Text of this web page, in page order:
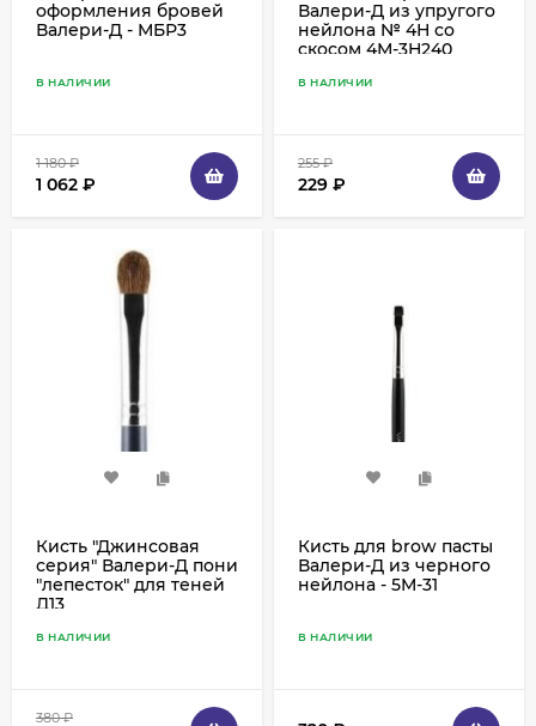
оформления бровей
Валери-Д - МБР3
В НАЛИЧИИ
1 180₽
1 062 ₽
Валери-Д из упругого
нейлона № 4Н со
скосом 4М-3Н240
В НАЛИЧИИ
255₽
229 ₽
Кисть "Джинсовая
серия" Валери-Д пони
"лепесток" для теней
Д13
В НАЛИЧИИ
380₽
Кисть для brow пасты
Валери-Д из черного
нейлона - 5М-31
В НАЛИЧИИ